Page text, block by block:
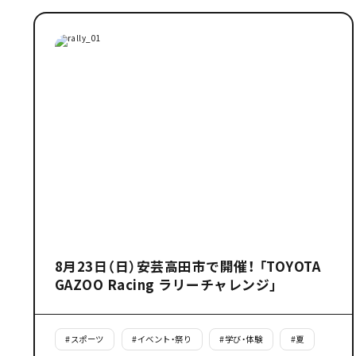
8月23日（日）安芸高田市で開催！ 「TOYOTA
GAZOO Racing ラリーチャレンジ」
# スポーツ #イベント・祭り #学び・体験 #夏